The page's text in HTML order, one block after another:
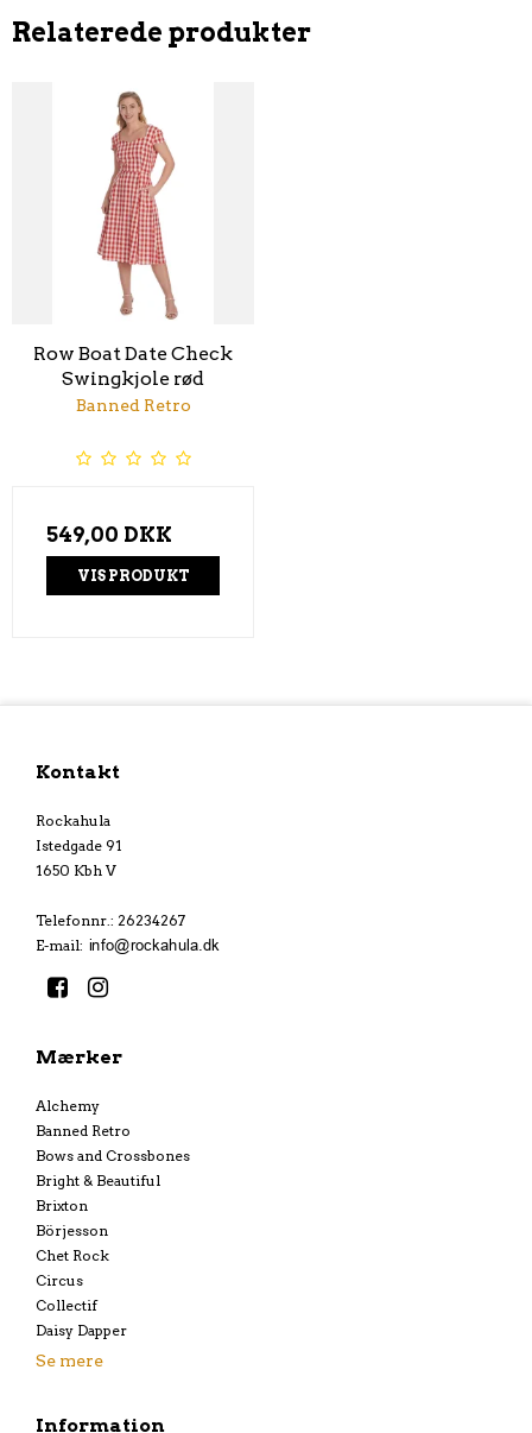
Relaterede produkter
Row Boat Date Check
Swingkjole rød
Banned Retro
549,00 DKK
VIS PRODUKT
Kontakt
Rockahula
Istedgade 91
1650 Kbh V
Telefonnr. : 26234267
E-mail:
Mærker
Alchemy
Banned Retro
Bows and Crossbones
Bright & Beautiful
Brixton
Börjesson
Chet Rock
Circus
Collectif
Daisy Dapper
Se mere
Information